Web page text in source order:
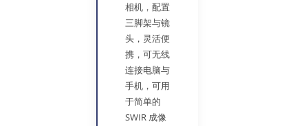
相机，配置
三脚架与镜
头，灵活便
携，可无线
连接电脑与
手机，可用
于简单的
SWIR 成像